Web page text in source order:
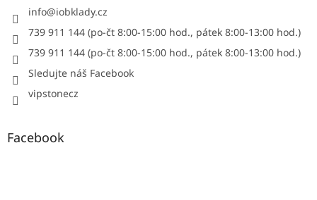
info@iobklady.cz
739 911 144 (po-čt 8:00-15:00 hod., pátek 8:00-13:00 hod.)
739 911 144 (po-čt 8:00-15:00 hod., pátek 8:00-13:00 hod.)
Sledujte náš Facebook
vipstonecz
Facebook